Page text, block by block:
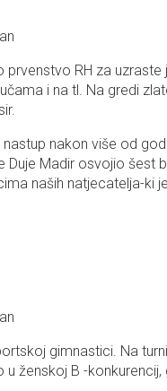
RH za
i na tl. Na gredi
nakon više od
Madir osvojio
naših natjecatelja-ki
gimnastici. Na
ženskoj B -